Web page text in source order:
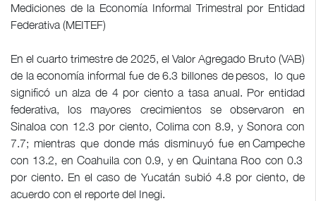
Mediciones de la Economía Informal Trimestral por Entidad
Federativa (MEITEF)
En el cuarto trimestre de 2025, el Valor Agregado Bruto (VAB)
de la economía informal fue de 6.3 billones de pesos, lo que
significó un alza de 4 por ciento a tasa anual. Por entidad
federativa, los mayores crecimientos se observaron en
Sinaloa con 12.3 por ciento, Colima con 8.9, y Sonora con
7.7; mientras que donde más disminuyó fue en Campeche
con 13.2, en Coahuila con 0.9, y en Quintana Roo con 0.3
por ciento. En el caso de Yucatán subió 4.8 por ciento, de
acuerdo con el reporte del Inegi.